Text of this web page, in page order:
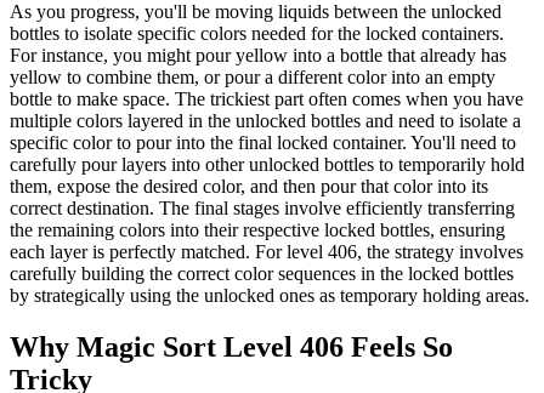
As you progress, you'll be moving liquids between the unlocked
bottles to isolate specific colors needed for the locked containers.
For instance, you might pour yellow into a bottle that already has
yellow to combine them, or pour a different color into an empty
bottle to make space. The trickiest part often comes when you have
multiple colors layered in the unlocked bottles and need to isolate a
specific color to pour into the final locked container. You'll need to
carefully pour layers into other unlocked bottles to temporarily hold
them, expose the desired color, and then pour that color into its
correct destination. The final stages involve efficiently transferring
the remaining colors into their respective locked bottles, ensuring
each layer is perfectly matched. For level 406, the strategy involves
carefully building the correct color sequences in the locked bottles
by strategically using the unlocked ones as temporary holding areas.
Why Magic Sort Level 406 Feels So
Tricky